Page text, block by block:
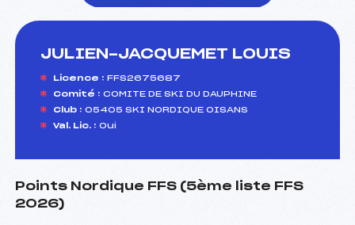
JULIEN-JACQUEMET LOUIS
Licence : FFS2675687
Comité : COMITE DE SKI DU DAUPHINE
Club : 05405 SKI NORDIQUE OISANS
Val. Lic. : Oui
Points Nordique FFS (5ème liste FFS
2026)